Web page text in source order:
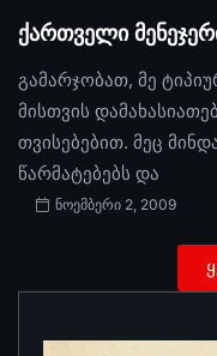
ქართველი
გამარჯობათ, მე
მისთვის
თვისებებით. მეც
წარმატებებს და
ნოემბერი 2, 2009